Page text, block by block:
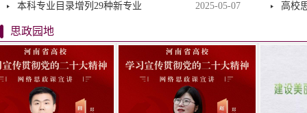
2025-05-07
本科专业目录增列29种新专业
高校
思政园地